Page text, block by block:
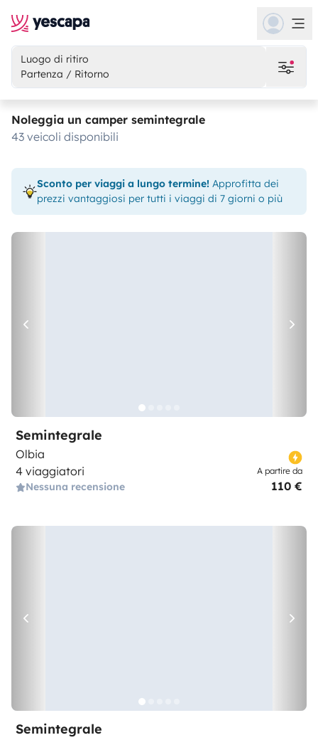
Luogo di ritiro
Partenza / Ritorno
Noleggia un camper semintegrale
43 veicoli disponibili
Sconto per viaggi a lungo termine! Approfitta dei
prezzi vantaggiosi per tutti i viaggi di 7 giorni o più
Semintegrale
Olbia
4 viaggiatori
Nessuna recensione
A partire da
110 €
Semintegrale